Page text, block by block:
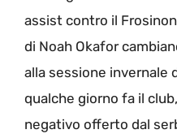
assist contro il
di Noah Okafor
alla sessione invernale
qualche giorno fa il
negativo offerto dal